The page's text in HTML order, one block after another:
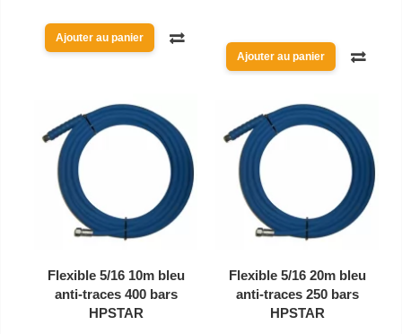
Ajouter au panier
Ajouter au panier
Flexible 5/16 10m bleu
anti-traces 400 bars
HPSTAR
Flexible 5/16 20m bleu
anti-traces 250 bars
HPSTAR